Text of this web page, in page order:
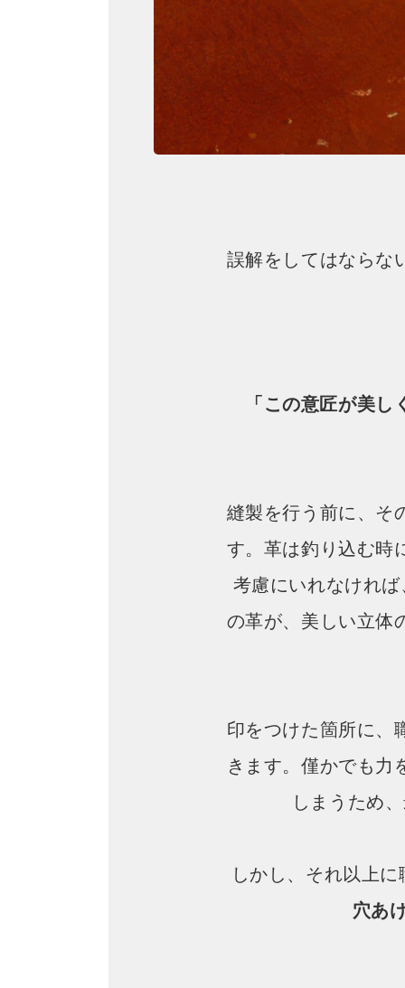
誤解をしてはならな
「この意匠が美
縫製を行う前に、そ
す。革は釣り込む時
考慮にいれなけれ
の革が、美しい立体
印をつけた箇所に、
きます。僅かでも力
しまうため
しかし、それ以上
穴あ